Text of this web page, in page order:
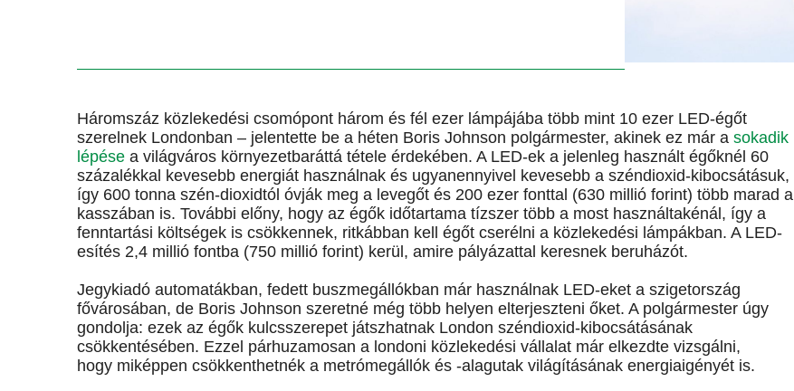
Háromszáz közlekedési csomópont három és fél ezer lámpájába több mint 10 ezer LED-égőt
szerelnek Londonban – jelentette be a héten Boris Johnson polgármester, akinek ez már a sokadik
lépése a világváros környezetbaráttá tétele érdekében. A LED-ek a jelenleg használt égőknél 60
százalékkal kevesebb energiát használnak és ugyanennyivel kevesebb a széndioxid-kibocsátásuk,
így 600 tonna szén-dioxidtól óvják meg a levegőt és 200 ezer fonttal (630 millió forint) több marad a
kasszában is. További előny, hogy az égők időtartama tízszer több a most használtakénál, így a
fenntartási költségek is csökkennek, ritkábban kell égőt cserélni a közlekedési lámpákban. A LED-
esítés 2,4 millió fontba (750 millió forint) kerül, amire pályázattal keresnek beruházót.
Jegykiadó automatákban, fedett buszmegállókban már használnak LED-eket a szigetország
fővárosában, de Boris Johnson szeretné még több helyen elterjeszteni őket. A polgármester úgy
gondolja: ezek az égők kulcsszerepet játszhatnak London széndioxid-kibocsátásának
csökkentésében. Ezzel párhuzamosan a londoni közlekedési vállalat már elkezdte vizsgálni,
hogy miképpen csökkenthetnék a metrómegállók és -alagutak világításának energiaigényét is.